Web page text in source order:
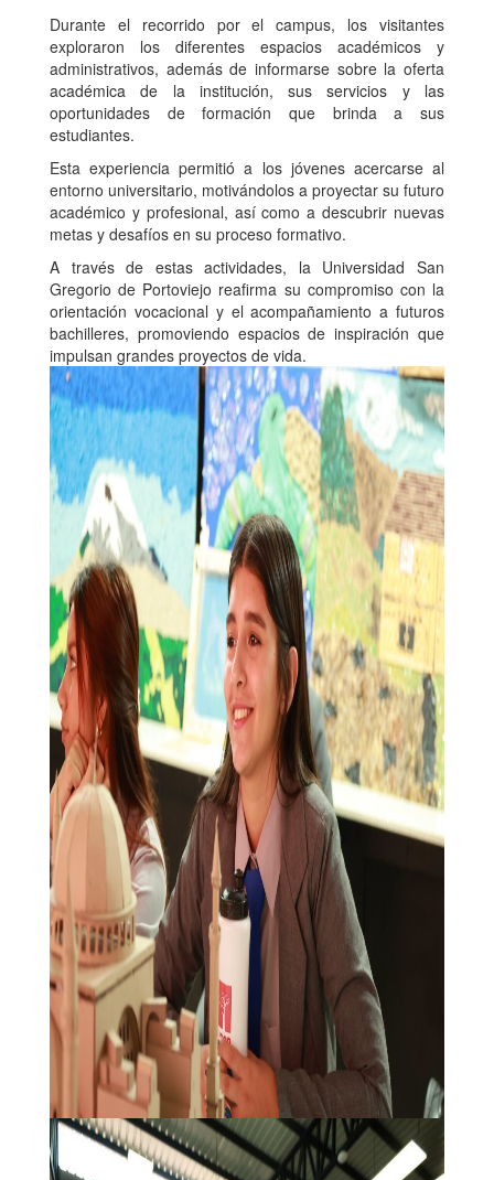
Durante el recorrido por el campus, los visitantes
exploraron los diferentes espacios académicos y
administrativos, además de informarse sobre la oferta
académica de la institución, sus servicios y las
oportunidades de formación que brinda a sus
estudiantes.
Esta experiencia permitió a los jóvenes acercarse al
entorno universitario, motivándolos a proyectar su futuro
académico y profesional, así como a descubrir nuevas
metas y desafíos en su proceso formativo.
A través de estas actividades, la Universidad San
Gregorio de Portoviejo reafirma su compromiso con la
orientación vocacional y el acompañamiento a futuros
bachilleres, promoviendo espacios de inspiración que
impulsan grandes proyectos de vida.